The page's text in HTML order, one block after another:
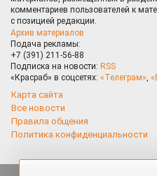
комментариев пользователей к
с позицией редакции.
Архив материалов
Подача рекламы:
+7 (391) 211-56-88
Подписка на новости: RSS
«Красраб» в соцсетях: «Телеграм»,
Карта сайта
Все новости
Правила общения
Политика конфиденциальности